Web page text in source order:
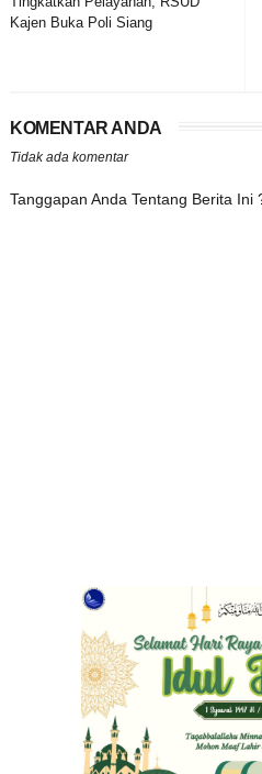
Kajen Buka Poli Siang
KOMENTAR ANDA
Tidak ada komentar
Tanggapan Anda Tentang Berita Ini